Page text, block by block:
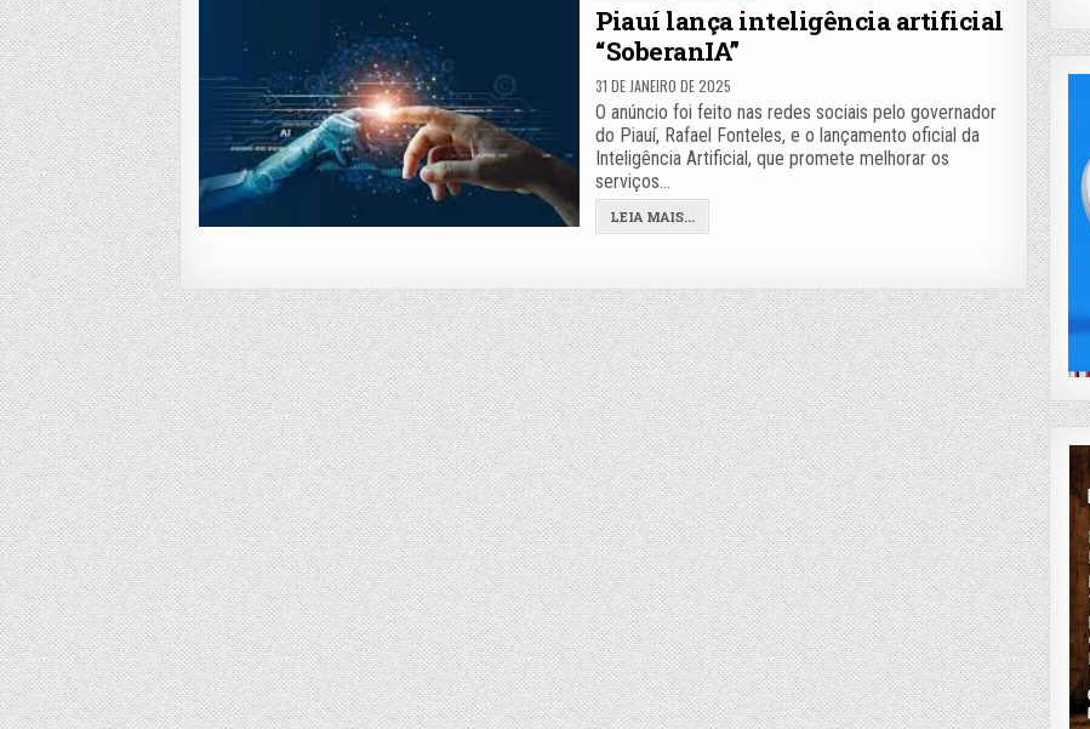
in
Piauí lança inteligência artificial
“SoberanIA”
31 DE JANEIRO DE 2025
O anúncio foi feito nas redes sociais pelo governador
do Piauí, Rafael Fonteles, e o lançamento oficial da
Inteligência Artificial, que promete melhorar os
serviços…
LEIA MAIS...